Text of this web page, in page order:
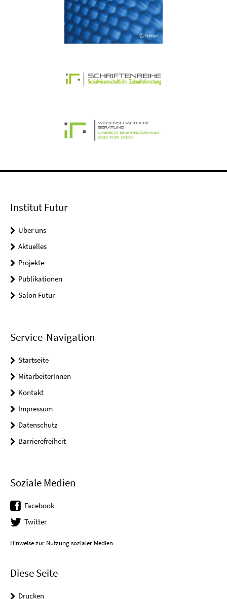
Institut Futur
Über uns
Aktuelles
Projekte
Publikationen
Salon Futur
Service-Navigation
Startseite
MitarbeiterInnen
Kontakt
Impressum
Datenschutz
Barrierefreiheit
Soziale Medien
Facebook
Twitter
Hinweise zur Nutzung sozialer Medien
Diese Seite
Drucken